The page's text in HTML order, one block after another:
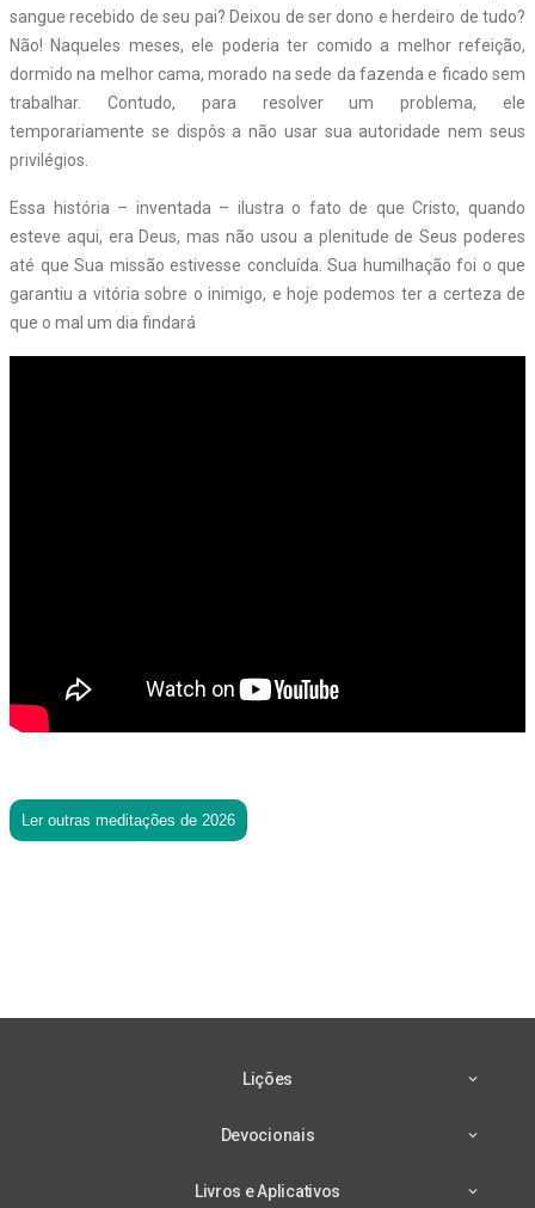
sangue recebido de seu pai? Deixou de ser dono e herdeiro de tudo?
Não! Naqueles meses, ele poderia ter comido a melhor refeição,
dormido na melhor cama, morado na sede da fazenda e ficado sem
trabalhar. Contudo, para resolver um problema, ele
temporariamente se dispôs a não usar sua autoridade nem seus
privilégios.
Essa história – inventada – ilustra o fato de que Cristo, quando
esteve aqui, era Deus, mas não usou a plenitude de Seus poderes
até que Sua missão estivesse concluída. Sua humilhação foi o que
garantiu a vitória sobre o inimigo, e hoje podemos ter a certeza de
que o mal um dia findará
Ler outras meditações de 2026
Lições
Devocionais
Livros e Aplicativos